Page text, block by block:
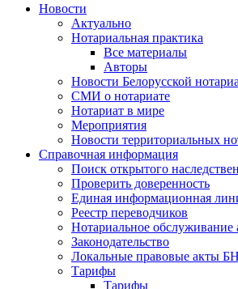
Новости
Актуально
Нотариальная практика
Все материалы
Авторы
Новости Белорусской
СМИ о нотариате
Нотариат в мире
Мероприятия
Новости территориальных
Справочная информация
Поиск открытого
Проверить доверенность
Единая информационная
Реестр переводчиков
Нотариальное обслуживание
Законодательство
Локальные правовые акты
Тарифы
Тарифы